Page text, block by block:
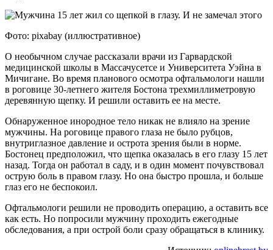
Фото: pixabay (иллюстративное)
О необычном случае рассказали врачи из Гарвардской
медицинской школы в Массачусетсе и Университета Уэйна в
Мичигане. Во время планового осмотра офтальмологи нашли
в роговице 30-летнего жителя Бостона трехмиллиметровую
деревянную щепку. И решили оставить ее на месте.
Обнаруженное инородное тело никак не влияло на зрение
мужчины. На роговице правого глаза не было рубцов,
внутриглазное давление и острота зрения были в норме.
Бостонец предположил, что щепка оказалась в его глазу 15 лет
назад. Тогда он работал в саду, и в один момент почувствовал
острую боль в правом глазу. Но она быстро прошла, и больше
глаз его не беспокоил.
Офтальмологи решили не проводить операцию, а оставить все
как есть. Но попросили мужчину проходить ежегодные
обследования, а при острой боли сразу обращаться в клинику.